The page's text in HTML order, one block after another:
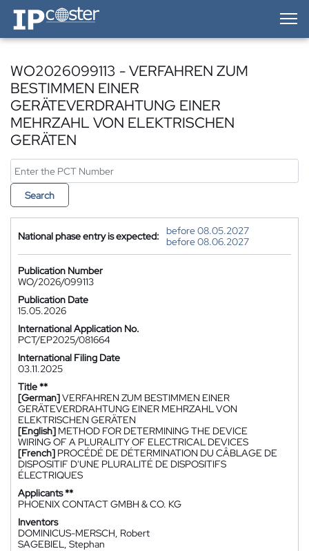
IP-Coster — Home
WO2026099113 - VERFAHREN ZUM
BESTIMMEN EINER
GERÄTEVERDRAHTUNG EINER
MEHRZAHL VON ELEKTRISCHEN
GERÄTEN
Search
National phase entry is expected:
before 08.05.2027
before 08.06.2027
Publication Number
WO/2026/099113
Publication Date
15.05.2026
International Application No.
PCT/EP2025/081664
International Filing Date
03.11.2025
Title **
[German]VERFAHREN ZUM BESTIMMEN EINER
GERÄTEVERDRAHTUNG EINER MEHRZAHL VON
ELEKTRISCHEN GERÄTEN
[English] METHOD FOR DETERMINING THE DEVICE
WIRING OF A PLURALITY OF ELECTRICAL DEVICES
[French] PROCÉDÉ DE DÉTERMINATION DU CÂBLAGE DE
DISPOSITIF D'UNE PLURALITÉ DE DISPOSITIFS
ÉLECTRIQUES
Applicants **
PHOENIX CONTACT GMBH & CO. KG
Inventors
DOMINICUS-MERSCH, Robert
SAGEBIEL, Stephan